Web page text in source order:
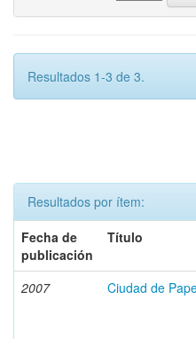
Resultados 1-3 de 3.
Resultados por ítem:
Fecha de
publicación
Título
2007 Ciudad de